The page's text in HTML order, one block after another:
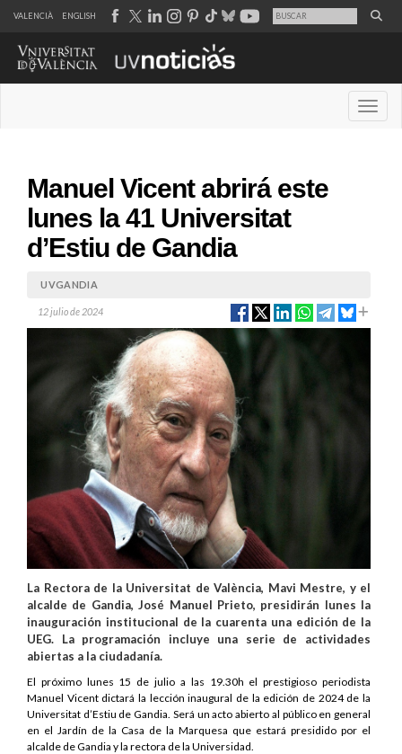
VALENCIÀ ENGLISH
Manuel Vicent abrirá este
lunes la 41 Universitat
d’Estiu de Gandia
UVGANDIA
12 julio de 2024
La Rectora de la Universitat de València, Mavi Mestre, y el
alcalde de Gandia, José Manuel Prieto, presidirán lunes la
inauguración institucional de la cuarenta una edición de la
UEG. La programación incluye una serie de actividades
abiertas a la ciudadanía.
El próximo lunes 15 de julio a las 19.30h el prestigioso periodista
Manuel Vicent dictará la lección inaugural de la edición de 2024 de la
Universitat d’Estiu de Gandia. Será un acto abierto al público en general
en el Jardín de la Casa de la Marquesa que estará presidido por el
alcalde de Gandia y la rectora de la Universidad.